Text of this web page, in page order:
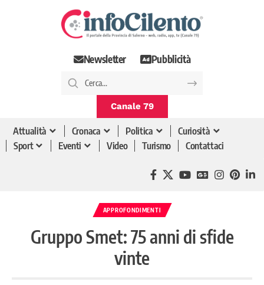
Newsletter Pubblicità
Canale 79
Attualità Cronaca Politica
Curiosità
Sport
Eventi Video Turismo Contattaci
APPROFONDIMENTI
Gruppo Smet: 75 anni di sfide
vinte